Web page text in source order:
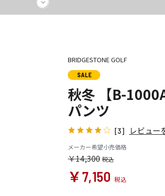
BRIDGESTONE GOLF
秋冬 【B-
パンツ
[3] レビュー
メーカー希望小売価格
￥14,300
￥7,150